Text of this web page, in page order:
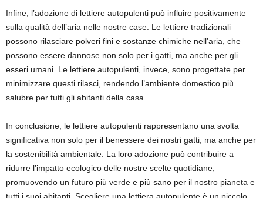
Infine, l’adozione di lettiere autopulenti può influire positivamente
sulla qualità dell’aria nelle nostre case. Le lettiere tradizionali
possono rilasciare polveri fini e sostanze chimiche nell’aria, che
possono essere dannose non solo per i gatti, ma anche per gli
esseri umani. Le lettiere autopulenti, invece, sono progettate per
minimizzare questi rilasci, rendendo l’ambiente domestico più
salubre per tutti gli abitanti della casa.
In conclusione, le lettiere autopulenti rappresentano una svolta
significativa non solo per il benessere dei nostri gatti, ma anche per
la sostenibilità ambientale. La loro adozione può contribuire a
ridurre l’impatto ecologico delle nostre scelte quotidiane,
promuovendo un futuro più verde e più sano per il nostro pianeta e